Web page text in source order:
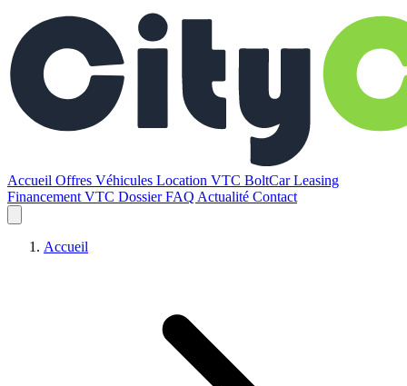
Accueil Offres Véhicules Location VTC BoltCarLeasing
Financement VTC DossierFAQ Actualité Contact
Accueil